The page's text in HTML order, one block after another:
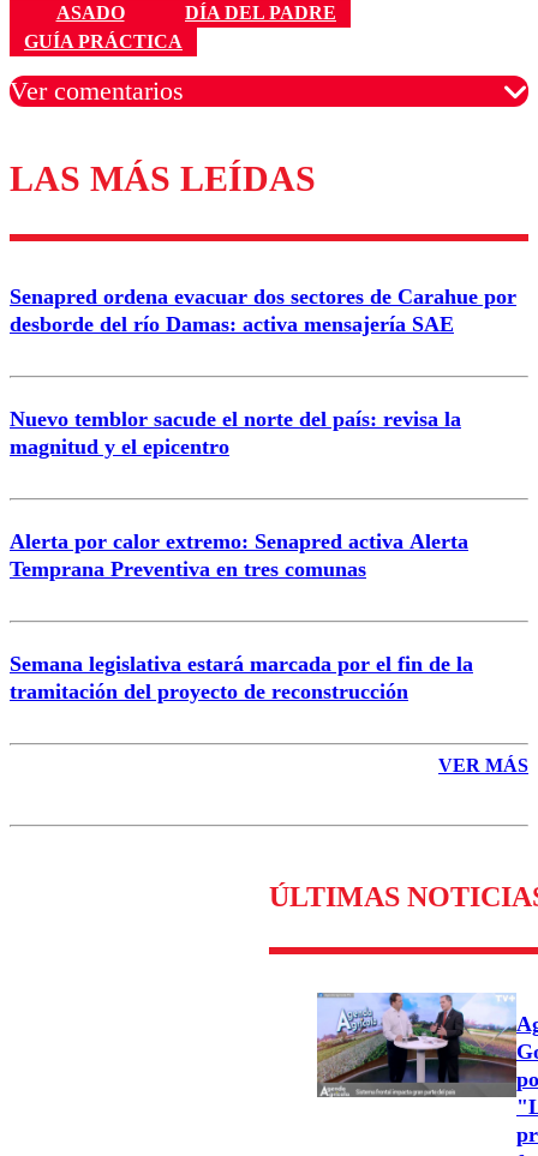
ASADO
DÍA DEL PADRE
GUÍA PRÁCTICA
Ver comentarios
Los comentarios son moderados para garantizar un
diálogo respetuoso.
Correo
LAS MÁS LEÍDAS
Senapred ordena evacuar dos sectores de Carahue por
desborde del río Damas: activa mensajería SAE
Nuevo temblor sacude el norte del país: revisa la
magnitud y el epicentro
Alerta por calor extremo: Senapred activa Alerta
Temprana Preventiva en tres comunas
Semana legislativa estará marcada por el fin de la
tramitación del proyecto de reconstrucción
VER MÁS
ÚLTIMAS